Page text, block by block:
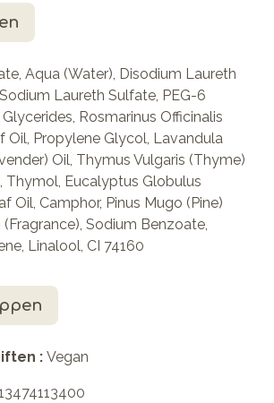
Aqua (Water), Disodium Laureth
Laureth Sulfate, PEG-6
Rosmarinus Officinalis
Oil, Propylene Glycol, Lavandula
Oil, Thymus Vulgaris (Thyme)
Eucalyptus Globulus
Oil, Camphor, Pinus Mugo (Pine)
Sodium Benzoate,
Linalool, CI 74160
: Vegan